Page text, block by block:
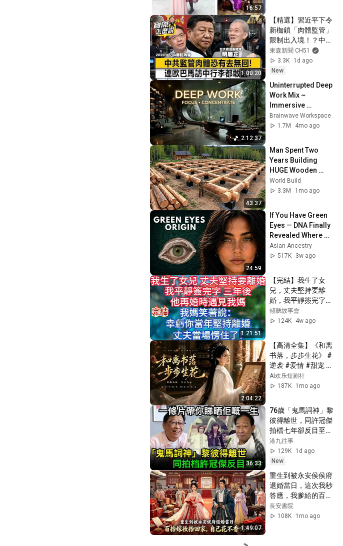
16:57
1:00:20
【精選】習近平下令
新枷鎖「肉體監管」
限制出入境！？中共
監管有多可怕「歐巴
馬行李都被翻」明居
正曝恐有去無回！？
傑
@TaiwanLBJnews
東森新聞 CH51
3.3K
1d ago
New
2:12:37
Uninterrupted Deep
Work Mix ~
Immersive
Productivity
Soundscape ~
Brainwave Workspace
1.7M
4mo ago
43:37
Man Spent Two
Years Building
HUGE Wooden
House for his
Family | Start to
World Build
3.3M
1mo ago
24:59
If You Have Green
Eyes — DNA Finally
Revealed Where
They Really Come
From
Asian Ancestry
517K
3w ago
1:21:51
【完結】我生了女
兒，丈夫堅持要離
婚，我平靜簽完字。
三年後，他再婚時遇
見我媽，我媽笑著
離婚。丈夫當場愣住
了！ #傾聽故事會 #
情感故事 #夜讀人生
#故事分享 #正能量
#爽文
傾聽故事會
124K
4w ago
2:04:22
【高清全集】《和离
书落，步步生花》 #
逆袭 #爱情 #甜宠 #
反转 #热门短剧
#drama #爽剧 #電
AI欢乐短剧社
187K
1mo ago
36:33
76歲「鬼馬詞神」黎
彼得離世，同許冠傑
拍檔七年卻反目至
今，一條片帶你睇曬
佢嘅鬼馬一生
港九往事
129K
1d ago
New
1:49:07
重生到被永安侯侯府
退婚當日，這次我秒
答應，我爹給的百抬
嫁妝，自己花不香嗎
#有聲小說 #情感故
長安書院
108K
1mo ago